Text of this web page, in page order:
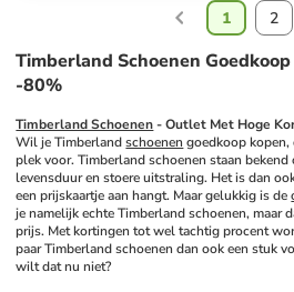
1 2
Timberland Schoenen
-80%
Timberland Schoenen - Outlet Met Hoge
Wil je Timberland schoenen goedkoop kopen,
plek voor. Timberland schoenen staan
levensduur en stoere uitstraling. Het is dan
een prijskaartje aan hangt. Maar gelukkig is de
je namelijk echte Timberland schoenen, maar
prijs. Met kortingen tot wel tachtig procent
paar Timberland schoenen dan ook een stuk
wilt dat nu niet?